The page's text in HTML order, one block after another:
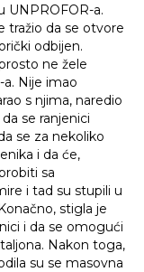
UNPROFOR-a.
tražio da se otvore
odbijen.
ne žele
Nije imao
s njima, naredio
se ranjenici
se za nekoliko
i da će,
sa
i tad su stupili u
stigla je
i da se omogući
Nakon toga,
su se masovna